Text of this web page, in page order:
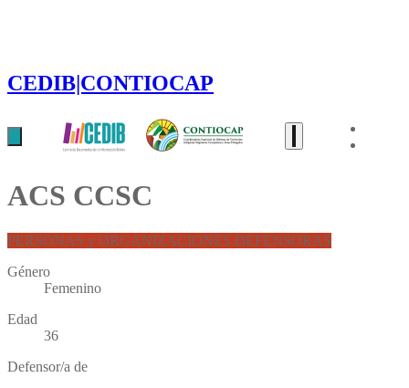
CEDIB|CONTIOCAP
ACS CCSC
PERSONAS y ORGANIZACIONES DEFENSORAS
Género
Femenino
Edad
36
Defensor/a de